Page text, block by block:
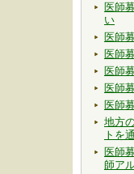
医師
い
医師
医師
医師
医師
医師
地方
トを
医師
師ア